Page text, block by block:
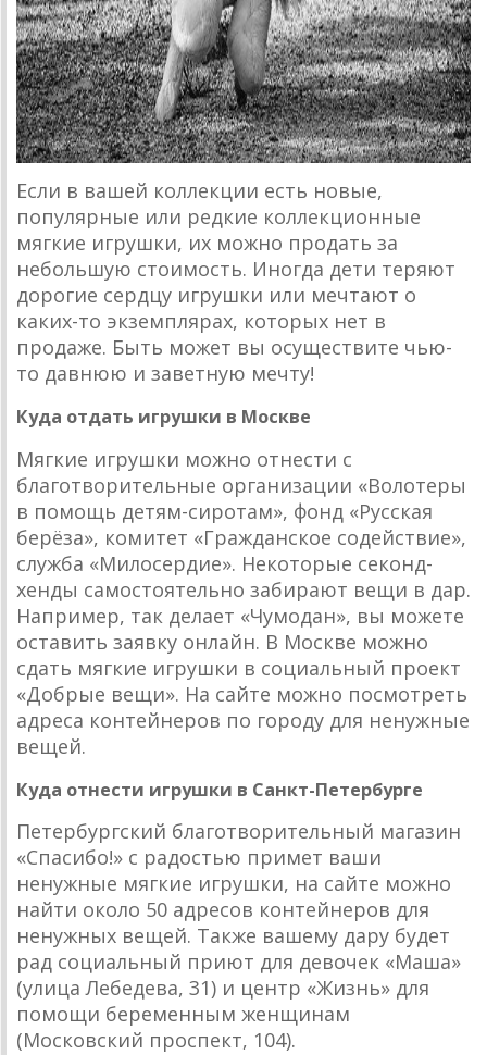
Если в вашей коллекции есть новые,
популярные или редкие коллекционные
мягкие игрушки, их можно продать за
небольшую стоимость. Иногда дети теряют
дорогие сердцу игрушки или мечтают о
каких-то экземплярах, которых нет в
продаже. Быть может вы осуществите чью-
то давнюю и заветную мечту!
Куда отдать игрушки в Москве
Мягкие игрушки можно отнести с
благотворительные организации «Волотеры
в помощь детям-сиротам», фонд «Русская
берёза», комитет «Гражданское содействие»,
служба «Милосердие». Некоторые секонд-
хенды самостоятельно забирают вещи в дар.
Например, так делает «Чумодан», вы можете
оставить заявку онлайн. В Москве можно
сдать мягкие игрушки в социальный проект
«Добрые вещи». На сайте можно посмотреть
адреса контейнеров по городу для ненужные
вещей.
Куда отнести игрушки в Санкт-Петербурге
Петербургский благотворительный магазин
«Спасибо!» с радостью примет ваши
ненужные мягкие игрушки, на сайте можно
найти около 50 адресов контейнеров для
ненужных вещей. Также вашему дару будет
рад социальный приют для девочек «Маша»
(улица Лебедева, 31) и центр «Жизнь» для
помощи беременным женщинам
(Московский проспект, 104).